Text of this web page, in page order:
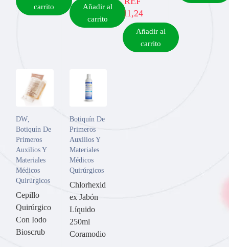
carrito
Añadir al
carrito
11,24
Añadir al
carrito
DW,
Botiquín De
Primeros
Auxilios Y
Materiales
Médicos
Quirúrgicos
Cepillo
Quirúrgico
Con Iodo
Bioscrub
Botiquín De
Primeros
Auxilios Y
Materiales
Médicos
Quirúrgicos
Chlorhexid
ex Jabón
Líquido
250ml
Coramodio